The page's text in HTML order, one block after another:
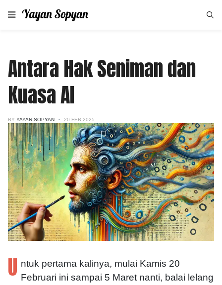
Antara Hak Seniman dan
Kuasa AI
BY YAYAN SOPYAN 20 FEB 2025
U ntuk pertama kalinya, mulai Kamis 20
Februari ini sampai 5 Maret nanti, balai lelang